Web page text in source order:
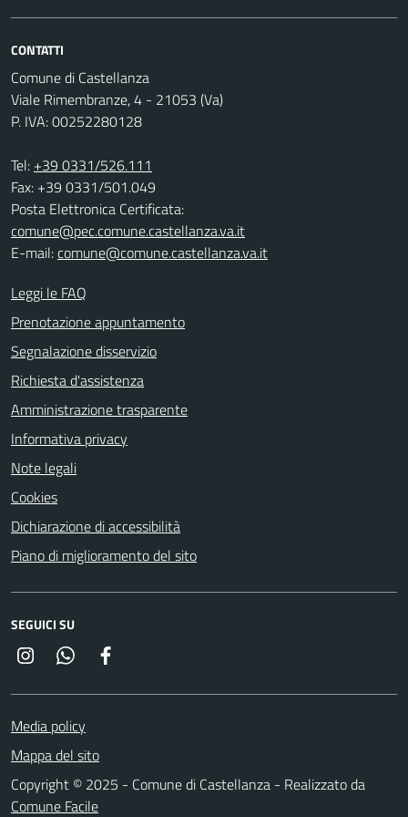
CONTATTI
Comune di Castellanza
Viale Rimembranze, 4 - 21053 (Va)
P. IVA: 00252280128
Tel: +39 0331/526.111
Fax: +39 0331/501.049
Posta Elettronica Certificata:
comune@pec.comune.castellanza.va.it
E-mail:comune@comune.castellanza.va.it
Leggi le FAQ
Prenotazione appuntamento
Segnalazione disservizio
Richiesta d'assistenza
Amministrazione trasparente
Informativa privacy
Note legali
Cookies
Dichiarazione di accessibilità
Piano di miglioramento del sito
SEGUICI SU
InstagramWhatsapp
Media policy
Mappa del sito
Copyright © 2025 - Comune di Castellanza - Realizzato da
Comune Facile